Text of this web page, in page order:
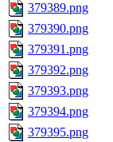
379389.png
379390.png
379391.png
379392.png
379393.png
379394.png
379395.png